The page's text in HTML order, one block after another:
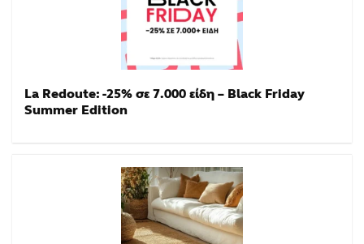
La Redoute: -25% σε 7.000 είδη – Black Friday
Summer Edition